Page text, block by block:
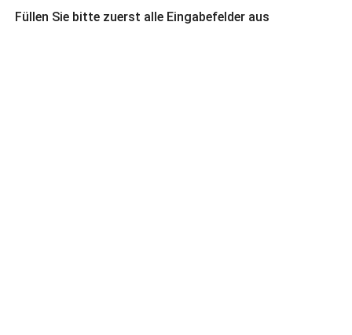
Füllen Sie bitte zuerst alle Eingabefelder aus